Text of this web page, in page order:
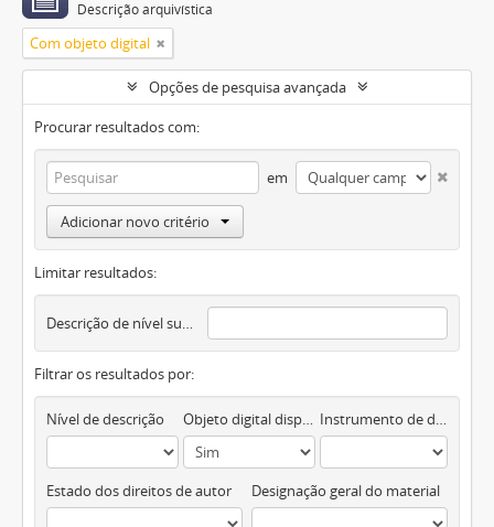
Descrição arquivística
Com objeto digital
Opções de pesquisa avançada
Procurar resultados com:
em
Adicionar novo critério
Limitar resultados:
Descrição de nível superior
Filtrar os resultados por:
Nível de descrição Objeto digital disponível Instrumento de descrição documental
Estado dos direitos de autor Designação geral do material